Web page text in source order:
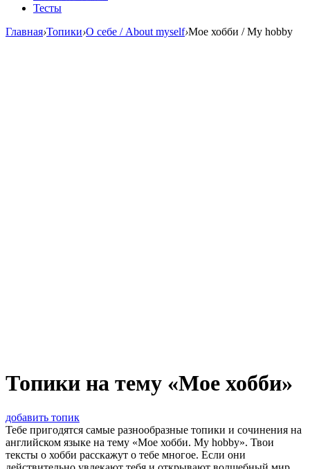
Тесты
Главная›Топики›О себе / About myself›Мое хобби / My hobby
Топики на тему «Мое хобби»
добавить топик
Тебе пригодятся самые разнообразные топики и сочинения на
английском языке на тему «Мое хобби. My hobby». Твои
тексты о хобби расскажут о тебе многое. Если они